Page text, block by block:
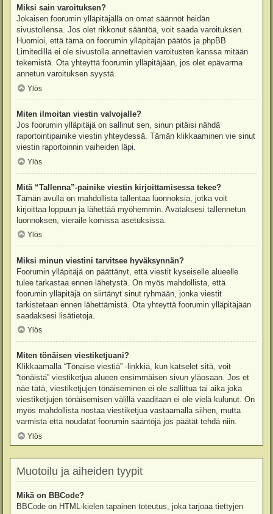
Miksi sain varoituksen?
Jokaisen foorumin ylläpitäjällä on omat säännöt heidän
sivustollensa. Jos olet rikkonut sääntöä, voit saada varoituksen.
Huomioi, että tämä on foorumin ylläpitäjän päätös ja phpBB
Limitedillä ei ole sivustolla annettavien varoitusten kanssa mitään
tekemistä. Ota yhteyttä foorumin ylläpitäjään, jos olet epävarma
annetun varoituksen syystä.
Ylös
Miten ilmoitan viestin valvojalle?
Jos foorumin ylläpitäjä on sallinut sen, sinun pitäisi nähdä
raportointipainike viestin yhteydessä. Tämän klikkaaminen vie sinut
viestin raportoinnin vaiheiden läpi.
Ylös
Mitä “Tallenna”-painike viestin kirjoittamisessa tekee?
Tämän avulla on mahdollista tallentaa luonnoksia, jotka voit
kirjoittaa loppuun ja lähettää myöhemmin. Avataksesi tallennetun
luonnoksen, vieraile komissa asetuksissa.
Ylös
Miksi minun viestini tarvitsee hyväksynnän?
Foorumin ylläpitäjä on päättänyt, että viestit kyseiselle alueelle
tulee tarkastaa ennen lähetystä. On myös mahdollista, että
foorumin ylläpitäjä on siirtänyt sinut ryhmään, jonka viestit
tarkistetaan ennen lähettämistä. Ota yhteyttä foorumin ylläpitäjään
saadaksesi lisätietoja.
Ylös
Miten tönäisen viestiketjuani?
Klikkaamalla “Tönaise viestiä” -linkkiä, kun katselet sitä, voit
“tönäistä” viestiketjua alueen ensimmäisen sivun yläosaan. Jos et
näe tätä, viestiketjujen tönäiseminen ei ole sallittua tai aika joka
viestiketjujen tönäisemisen välillä vaaditaan ei ole vielä kulunut. On
myös mahdollista nostaa viestiketjua vastaamalla siihen, mutta
varmista että noudatat foorumin sääntöjä jos päätät tehdä niin.
Ylös
Muotoilu ja aiheiden tyypit
Mikä on BBCode?
BBCode on HTML-kielen tapainen toteutus, joka tarjoaa tiettyjen